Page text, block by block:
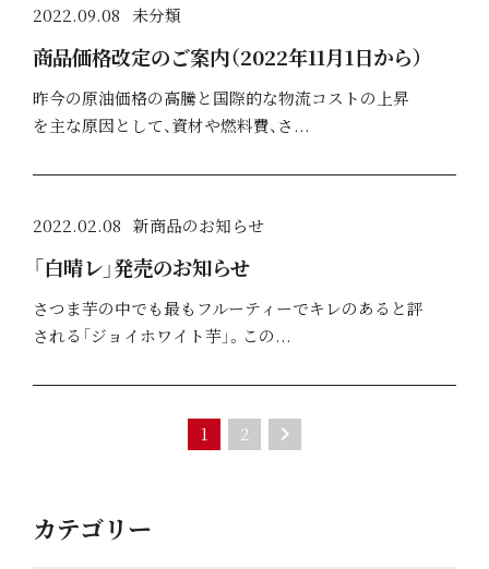
オンラインショップ
2022.09.08 未分類
商品価格改定のご案内（2022年11月1日から）
昨今の原油価格の高騰と国際的な物流コストの上昇
を主な原因として、資材や燃料費、さ...
2022.02.08 新商品のお知らせ
「白晴レ」発売のお知らせ
さつま芋の中でも最もフルーティーでキレのあると評
される「ジョイホワイト芋」。この...
1 2 keyboard_arrow_right
カテゴリー